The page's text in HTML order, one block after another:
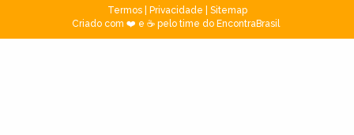
Termos| Privacidade
Sitemap
Criado com ❤️ e ☕ pelo time do EncontraBrasil